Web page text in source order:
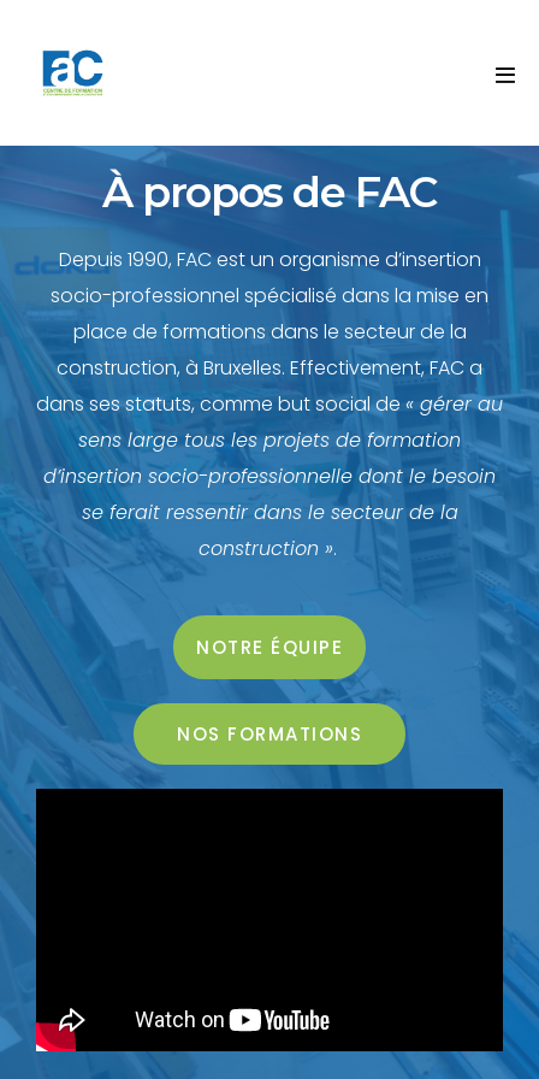
À propos de FAC
Depuis 1990, FAC est un organisme d’insertion
socio-professionnel spécialisé dans la mise en
place de formations dans le secteur de la
construction, à Bruxelles. Effectivement, FAC a
dans ses statuts, comme but social de « gérer au
sens large tous les projets de formation
d’insertion socio-professionnelle dont le besoin
se ferait ressentir dans le secteur de la
construction ».
NOTRE ÉQUIPE
NOS FORMATIONS